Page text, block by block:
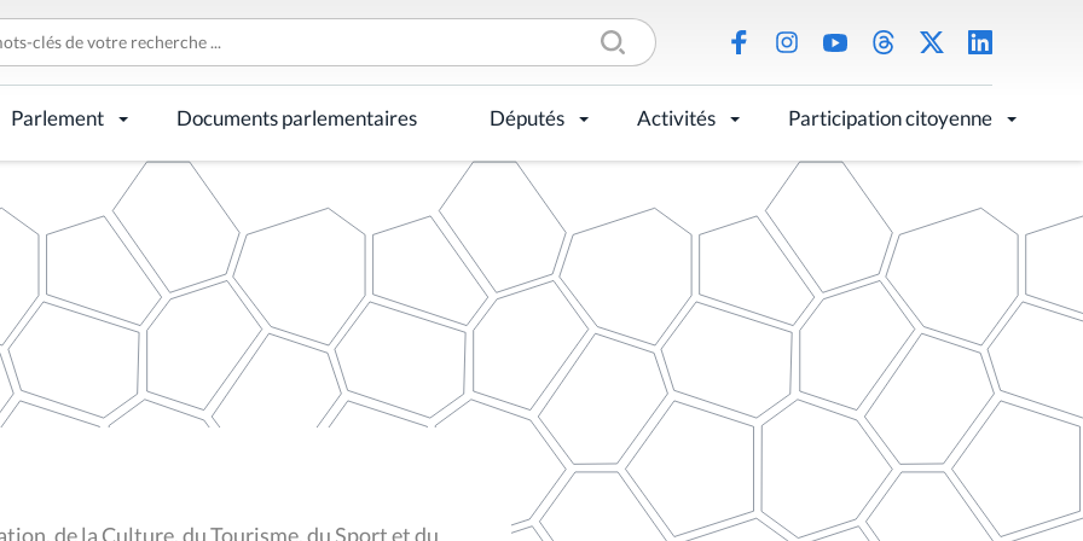
Parlement Documents parlementaires Députés Activités Participation citoyenne
de la Culture, du Tourisme, du Sport et du